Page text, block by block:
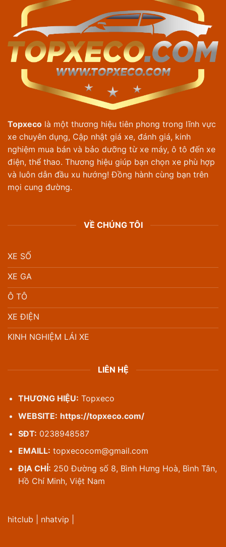
Topxeco là một thương hiệu tiên phong trong lĩnh vực
xe chuyên dụng, Cập nhật giá xe, đánh giá, kinh
nghiệm mua bán và bảo dưỡng từ xe máy, ô tô đến xe
điện, thể thao. Thương hiệu giúp bạn chọn xe phù hợp
và luôn dẫn đầu xu hướng! Đồng hành cùng bạn trên
mọi cung đường.
VỀ CHÚNG TÔI
XE SỐ
XE GA
Ô TÔ
XE ĐIỆN
KINH NGHIỆM LÁI XE
LIÊN HỆ
THƯƠNG HIỆU: Topxeco
WEBSITE: https://topxeco.com/
SĐT: 0238948587
EMAILL: topxecocom@gmail.com
ĐỊA CHỈ: 250 Đường số 8, Bình Hưng Hoà, Bình Tân,
Hồ Chí Minh, Việt Nam
hitclub nhatvip